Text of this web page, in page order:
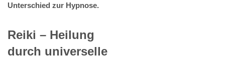
Unterschied zur Hypnose.
Reiki – Heilung
durch universelle